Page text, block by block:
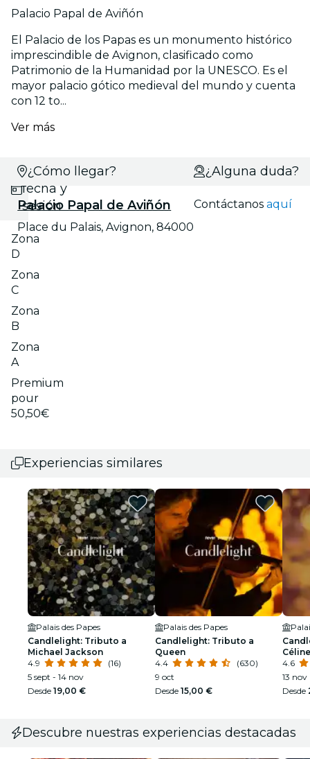
Palacio Papal de Aviñón
El Palacio de los Papas es un monumento histórico
imprescindible de Avignon, clasificado como
Patrimonio de la Humanidad por la UNESCO. Es el
mayor palacio gótico medieval del mundo y cuenta
con 12 to...
Ver más
Selecciona
fecha y
sesión
Zona
D
Zona
C
Zona
B
Zona
A
Premium
pour
50,50€
¿Cómo llegar?
Palacio Papal de Aviñón
Place du Palais, Avignon, 84000
¿Alguna duda?
Contáctanosaquí
Experiencias similares
Palais des Papes
Candlelight: Tributo a
Michael Jackson
4.9
(16)
5 sept - 14 nov
Desde 19,00 €
Palais des Papes
Candlelight: Tributo a
Queen
4.4
(630)
9 oct
Desde 15,00 €
4.6
13 nov
Desde
Descubre nuestras experiencias destacadas